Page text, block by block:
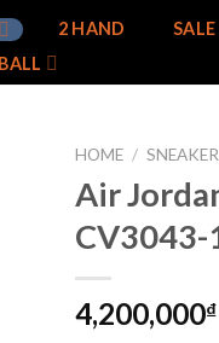
2 HAND SALE
HOME /
Air
CV3043-
4,200,000₫